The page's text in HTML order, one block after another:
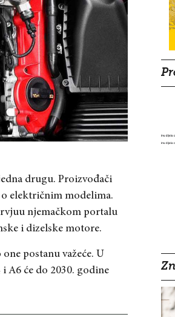
drugu. Proizvođači
električnim modelima.
njemačkom portalu
i dizelske motore.
postanu važeće. U
A6 će do 2030. godine